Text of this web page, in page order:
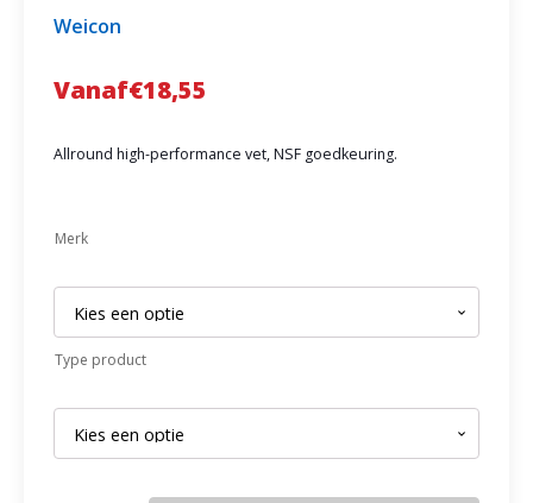
Weicon
Vanaf€18,55
Allround high-performance vet, NSF goedkeuring.
Merk
Type product